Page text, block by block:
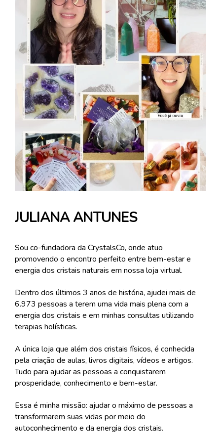
JULIANA ANTUNES
Sou co-fundadora da CrystalsCo, onde atuo
promovendo o encontro perfeito entre bem-estar e
energia dos cristais naturais em nossa loja virtual.
Dentro dos últimos 3 anos de história, ajudei mais de
6.973 pessoas a terem uma vida mais plena com a
energia dos cristais e em minhas consultas utilizando
terapias holísticas.
A única loja que além dos cristais físicos, é conhecida
pela criação de aulas, livros digitais, vídeos e artigos.
Tudo para ajudar as pessoas a conquistarem
prosperidade, conhecimento e bem-estar.
Essa é minha missão: ajudar o máximo de pessoas a
transformarem suas vidas por meio do
autoconhecimento e da energia dos cristais.